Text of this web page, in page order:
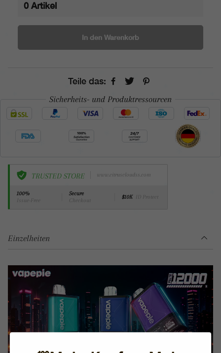
0 Artikel
In den Warenkorb
Teile das:
Sicherheits- und Produktressourcen
TRUSTED STORE www.citruscloudss.com
100%
Issue-Free
Secure
Checkout
$10K ID Protect
Einzelheiten